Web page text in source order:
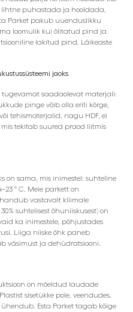
puhastada ja hooldada,
Parket pakub uuenduslikku
loomulik kui õlitatud pind ja
lakitud pind. Läikeaste
jaoks
tugevamat saadaolevat materjali:
pinge võib olla eriti kõrge,
tehismaterjalid, nagu HDF, ei
tekitab suured praod liitmis
on sama, mis inimestel: suhteline
° C. Meie parkett on
vastavalt kliimale
suhtelisest õhuniiskusest) on
ka inimestele, põhjustades
Liiga niiske õhk paneb
väsimust ja dehüdratsiooni.
on mõeldud laudade
sisetükke pole, veendudes,
Esta Parket tagab kõige